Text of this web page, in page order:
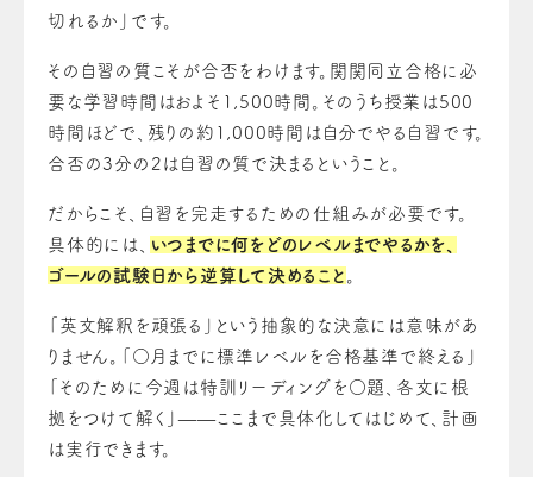
切れるか」です。
その自習の質こそが合否をわけます。関関同立合格に必
要な学習時間はおよそ1,500時間。そのうち授業は500
時間ほどで、残りの約1,000時間は自分でやる自習です。
合否の3分の2は自習の質で決まるということ。
だからこそ、自習を完走するための仕組みが必要です。
具体的には、
いつまでに何をどのレベルまでやるかを、
ゴールの試験日から逆算して決めること
「英文解釈を頑張る」という抽象的な決意には意味があ
りません。「○月までに標準レベルを合格基準で終える」
「そのために今週は特訓リーディングを○題、各文に根
拠をつけて解く」——ここまで具体化してはじめて、計画
は実行できます。